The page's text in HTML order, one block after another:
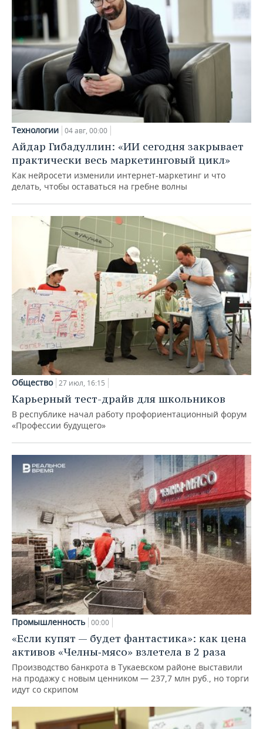
Технологии 04 авг, 00:00
Айдар Гибадуллин: «ИИ сегодня закрывает
практически весь маркетинговый цикл»
Как нейросети изменили интернет-маркетинг и что
делать, чтобы оставаться на гребне волны
Общество 27 июл, 16:15
Карьерный тест-драйв для школьников
В республике начал работу профориентационный форум
«Профессии будущего»
Промышленность 00:00
«Если купят — будет фантастика»: как цена
активов «Челны‑мясо» взлетела в 2 раза
Производство банкрота в Тукаевском районе выставили
на продажу с новым ценником — 237,7 млн руб., но торги
идут со скрипом